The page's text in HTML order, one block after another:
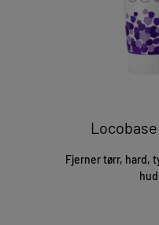
Fjerner tørr, hard,
hud